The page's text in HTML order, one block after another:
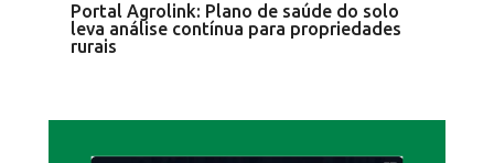
Portal Agrolink: Plano de saúde do solo
leva análise contínua para propriedades
rurais